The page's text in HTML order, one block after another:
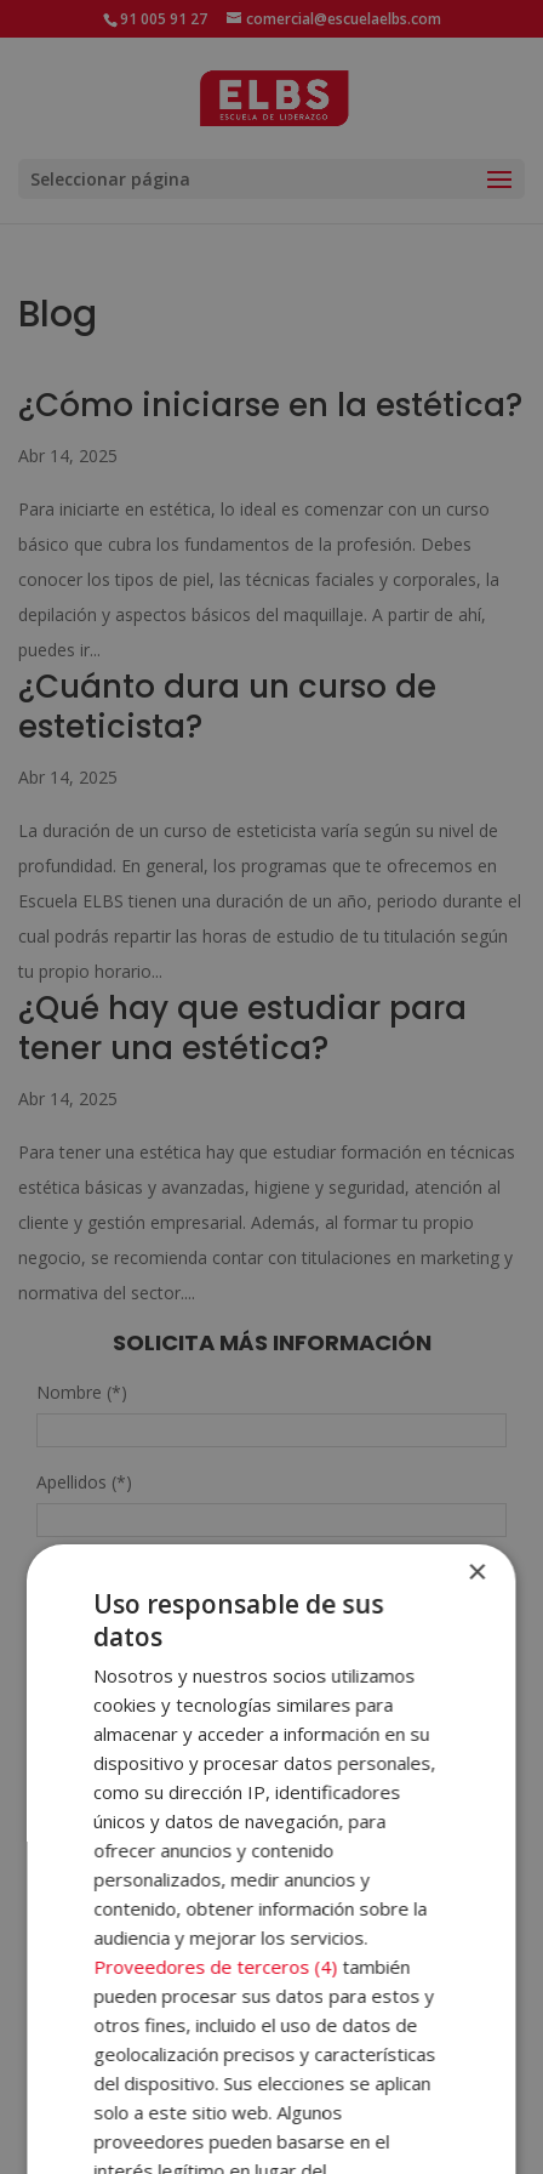
91 005 91 27 comercial@escuelaelbs.com
Seleccionar página
Blog
¿Cómo iniciarse en la estética?
Abr 14, 2025
Para iniciarte en estética, lo ideal es comenzar con un curso
básico que cubra los fundamentos de la profesión. Debes
conocer los tipos de piel, las técnicas faciales y corporales, la
depilación y aspectos básicos del maquillaje. A partir de ahí,
puedes ir...
¿Cuánto dura un curso de
esteticista?
Abr 14, 2025
La duración de un curso de esteticista varía según su nivel de
profundidad. En general, los programas que te ofrecemos en
Escuela ELBS tienen una duración de un año, periodo durante el
cual podrás repartir las horas de estudio de tu titulación según
tu propio horario...
¿Qué hay que estudiar para
tener una estética?
Abr 14, 2025
Para tener una estética hay que estudiar formación en técnicas
estética básicas y avanzadas, higiene y seguridad, atención al
cliente y gestión empresarial. Además, al formar tu propio
negocio, se recomienda contar con titulaciones en marketing y
normativa del sector....
SOLICITA MÁS INFORMACIÓN
Nombre (*)
Apellidos (*)
Indícanos en qué curso estás interesado (*)
ESTRATEGIAS DE FORMACIÓN PERSONAL Y PROFESIONAL, S.L., CIF: B87813861
×
Uso responsable de sus
datos
Nosotros y nuestros socios utilizamos
cookies y tecnologías similares para
almacenar y acceder a información en su
dispositivo y procesar datos personales,
como su dirección IP, identificadores
únicos y datos de navegación, para
ofrecer anuncios y contenido
personalizados, medir anuncios y
contenido, obtener información sobre la
audiencia y mejorar los servicios.
Proveedores de terceros (4) también
pueden procesar sus datos para estos y
otros fines, incluido el uso de datos de
geolocalización precisos y características
del dispositivo. Sus elecciones se aplican
solo a este sitio web. Algunos
proveedores pueden basarse en el